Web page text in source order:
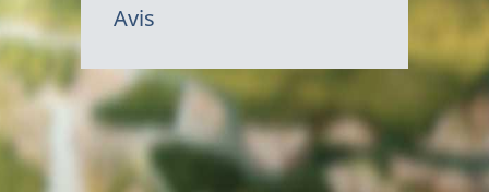
Avis
Canada